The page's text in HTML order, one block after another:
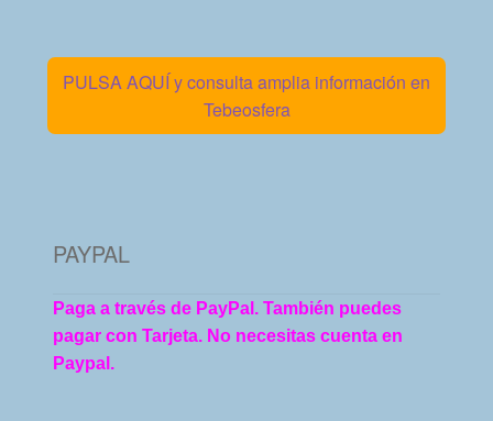
PULSA AQUÍ y consulta amplia información en
Tebeosfera
PAYPAL
Paga a través de PayPal. También puedes
pagar con Tarjeta. No necesitas cuenta en
Paypal.